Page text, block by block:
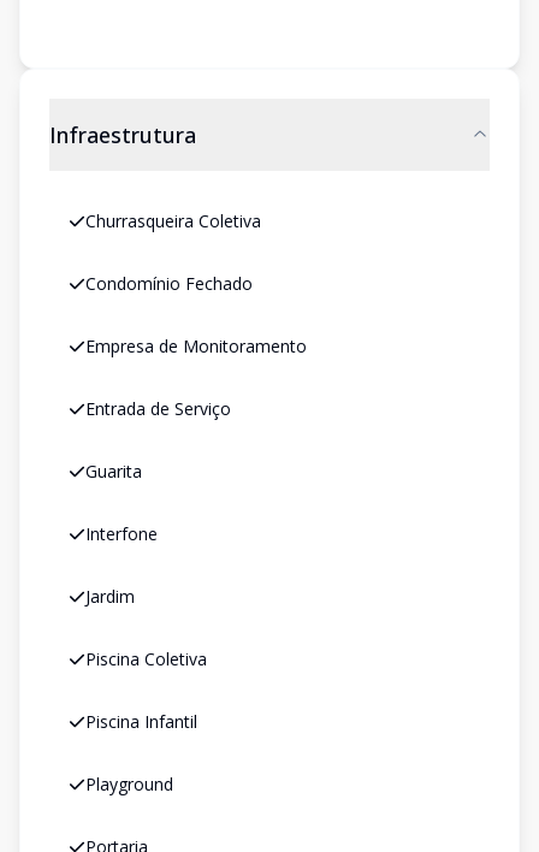
Infraestrutura
Churrasqueira Coletiva
Condomínio Fechado
Empresa de Monitoramento
Entrada de Serviço
Guarita
Interfone
Jardim
Piscina Coletiva
Piscina Infantil
Playground
Portaria